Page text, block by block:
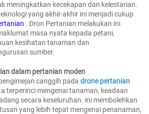
meningkatkan kecekapan dan kelestarian.
yang akhir-akhir ini menjadi cukup
. Dron Pertanian melakukan ini
masa nyata kepada petani,
kesihatan tanaman dan
sumber.
dalam pertanian moden
canggih pada drone pertanian
terperinci mengenai tanaman, keadaan
secara keseluruhan. ini membolehkan
yang lebih tepat mengenai penanaman,